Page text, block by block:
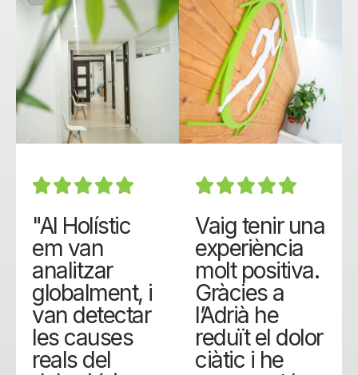
"Al Holístic
em van
analitzar
globalment, i
van detectar
les causes
reals del
Vaig tenir una
experiència
molt positiva.
Gràcies a
l’Adrià he
reduït el dolor
ciàtic i he